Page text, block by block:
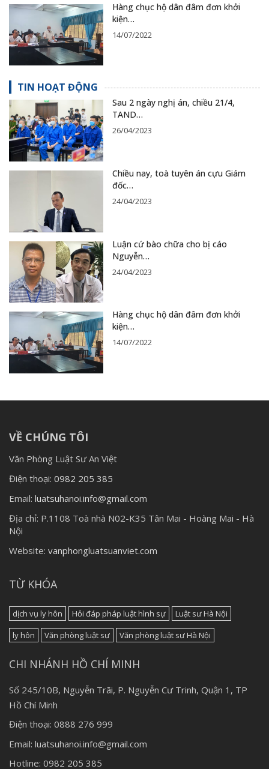
Hàng chục hộ dân đâm đơn khởi
kiện…
14/07/2022
TIN HOẠT ĐỘNG
Sau 2 ngày nghị án, chiều 21/4,
TAND…
26/04/2023
Chiều nay, toà tuyên án cựu Giám
đốc…
24/04/2023
Luận cứ bào chữa cho bị cáo
Nguyễn…
24/04/2023
Hàng chục hộ dân đâm đơn khởi
kiện…
14/07/2022
VỀ CHÚNG TÔI
Văn Phòng Luật Sư An Việt
Điện thoại: 0982 205 385
Email: luatsuhanoi.info@gmail.com
Địa chỉ: P.1108 Toà nhà N02-K35 Tân Mai - Hoàng Mai - Hà
Nội
Website: vanphongluatsuanviet.com
TỪ KHÓA
dịch vụ ly hôn Hỏi đáp pháp luật hình sự
Luật sư Hà Nội
ly hôn
Văn phòng luật sư Văn phòng luật sư Hà Nội
CHI NHÁNH HỒ CHÍ MINH
Số 245/10B, Nguyễn Trãi, P. Nguyễn Cư Trinh, Quận 1, TP
Hồ Chí Minh
Điện thoại: 0888 276 999
Email: luatsuhanoi.info@gmail.com
Hotline: 0982 205 385